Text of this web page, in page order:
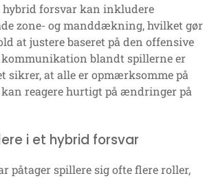
hybrid forsvar kan inkludere
zone- og manddækning, hvilket gør
at justere baseret på den offensive
blandt spillerne er
sikrer, at alle er opmærksomme på
kan reagere hurtigt på ændringer på
i et hybrid forsvar
påtager spillere sig ofte flere roller,